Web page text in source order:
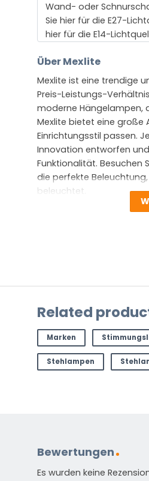
Wand- oder
Sie hier für die E27-
hier für die E14-
Über Mexlite
Mexlite ist eine trendige
Preis-Leistungs-
moderne Hängelampen,
Mexlite bietet eine große
Einrichtungsstil passen.
Innovation entworfen
Funktionalität. Besuchen
die perfekte
beleuchtet.
(ERFORDERLICH)
Vorname
Sie
Related
Marken
Stehlampen
Bewertungen
Es wurden keine